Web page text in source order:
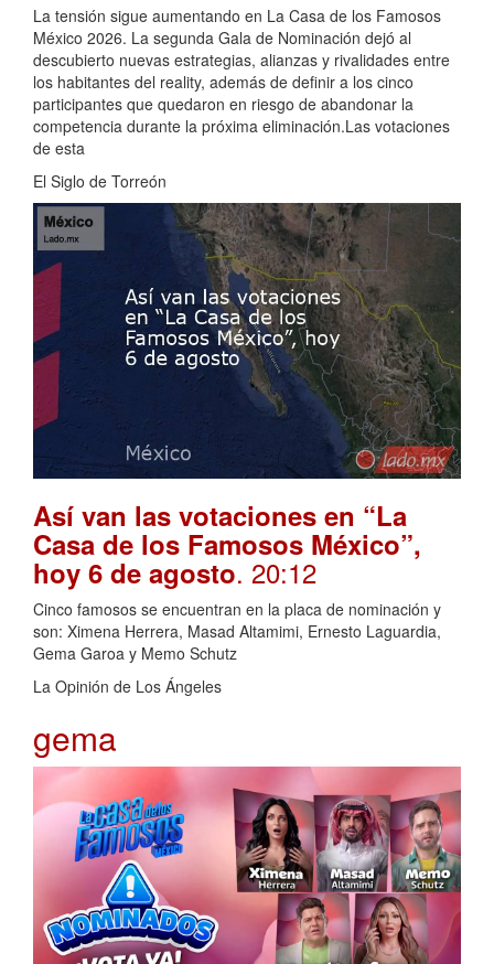
La tensión sigue aumentando en La Casa de los Famosos
México 2026. La segunda Gala de Nominación dejó al
descubierto nuevas estrategias, alianzas y rivalidades entre
los habitantes del reality, además de definir a los cinco
participantes que quedaron en riesgo de abandonar la
competencia durante la próxima eliminación.Las votaciones
de esta
El Siglo de Torreón
Así van las votaciones en “La
Casa de los Famosos México”,
hoy 6 de agosto. 20:12
Cinco famosos se encuentran en la placa de nominación y
son: Ximena Herrera, Masad Altamimi, Ernesto Laguardia,
Gema Garoa y Memo Schutz
La Opinión de Los Ángeles
gema